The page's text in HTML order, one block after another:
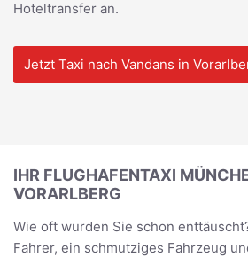
Hoteltransfer an.
Jetzt Taxi nach Vandans in
IHR FLUGHAFENTAXI
VORARLBERG
Wie oft wurden Sie schon
Fahrer, ein schmutziges Fahrzeug